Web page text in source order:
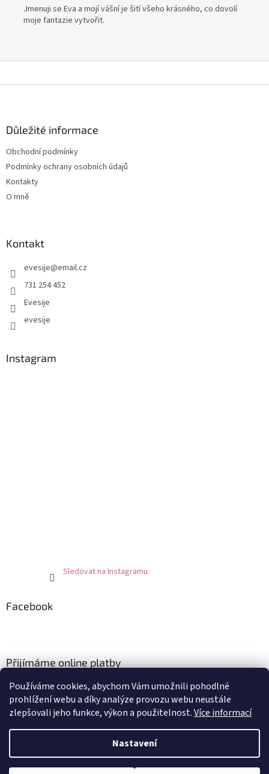
Používáme cookies, abychom Vám umožnili pohodlné
prohlížení webu a díky analýze provozu webu neustále
zlepšovali jeho funkce, výkon a použitelnost.Více informací
Nastavení
Jmenuji se Eva a mojí vášní je šití všeho krásného, co dovolí
moje fantazie vytvořit.
Důležité informace
Obchodní podmínky
Podmínky ochrany osobních údajů
Kontakty
O mně
Kontakt
evesije@email.cz
731 254 452
Evesije
evesije
Instagram
Sledovat na Instagramu
Facebook
Přijímáme online platby
Vytvořil Shoptet